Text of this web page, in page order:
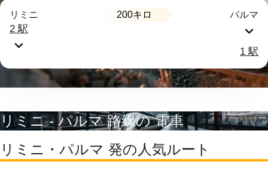
リミニ 200キロ パルマ
2 駅
1 駅
リミニ - パルマ 路線の 電車
リミニ・パルマ 発の人気ルート